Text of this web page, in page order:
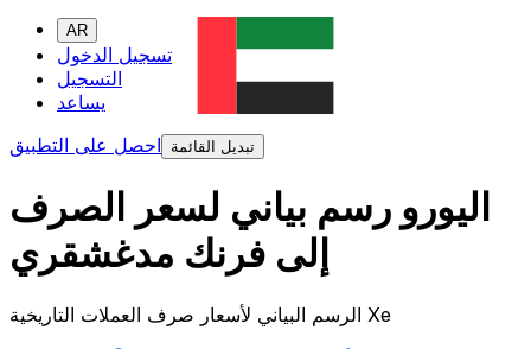
AR
تسجيل الدخول
التسجيل
يساعد
احصل على التطبيق
تبديل القائمة
اليورو رسم بياني لسعر الصرف
إلى فرنك مدغشقري
الرسم البياني لأسعار صرف العملات التاريخية Xe